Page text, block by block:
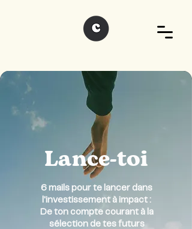
Lance-toi
6 mails pour te lancer dans
l'investissement à impact :
De ton compte courant à la
sélection de tes futurs